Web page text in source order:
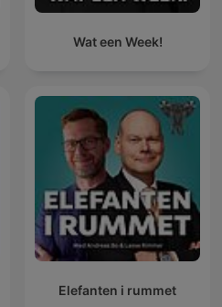
Wat een Week!
Elefanten i rummet